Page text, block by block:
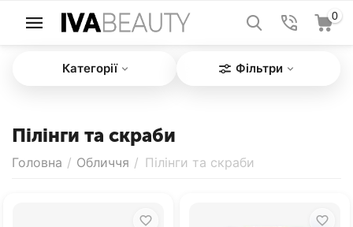
0
Категорії Фільтри
Пілінги та скраби
Головна / Обличчя / Пілінги та скраби